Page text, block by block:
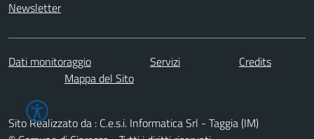
Newsletter
Dati monitoraggio Servizi
Credits
Mappa del Sito
Sito Realizzato da : C.e.s.i. Informatica Srl - Taggia (IM)